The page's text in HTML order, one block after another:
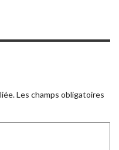
Les champs obligatoires